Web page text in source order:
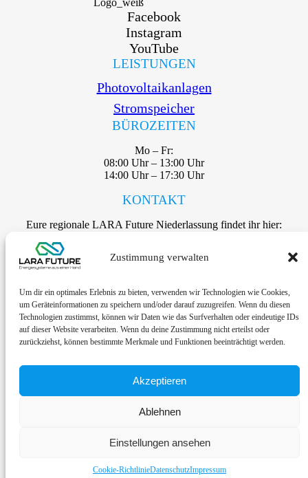
Zustimmung verwalten
Um dir ein optimales Erlebnis zu bieten, verwenden wir Technologien wie Cookies,
um Geräteinformationen zu speichern und/oder darauf zuzugreifen. Wenn du diesen
Technologien zustimmst, können wir Daten wie das Surfverhalten oder eindeutige IDs
auf dieser Website verarbeiten. Wenn du deine Zustimmung nicht erteilst oder
zurückziehst, können bestimmte Merkmale und Funktionen beeinträchtigt werden.
Akzeptieren
Ablehnen
Einstellungen ansehen
Cookie-RichtlinieDatenschutzImpressum
Facebook
Instagram
YouTube
LEISTUNGEN
Photovoltaikanlagen
Stromspeicher
BÜROZEITEN
Mo – Fr:
08:00 Uhr – 13:00 Uhr
14:00 Uhr – 17:30 Uhr
KONTAKT
Eure regionale LARA Future Niederlassung findet ihr hier:
Datenschutz
Impressum
Cookie-Richtlinie (EU)
Lara Future 2026